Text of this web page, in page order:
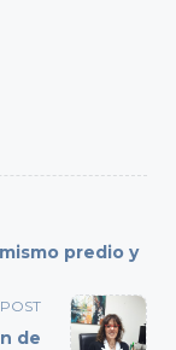
predio y
de